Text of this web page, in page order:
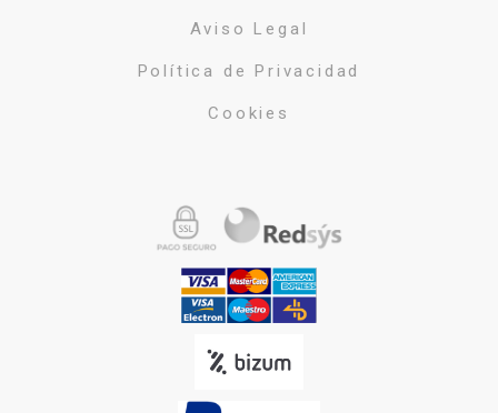
Aviso Legal
Política de Privacidad
Cookies